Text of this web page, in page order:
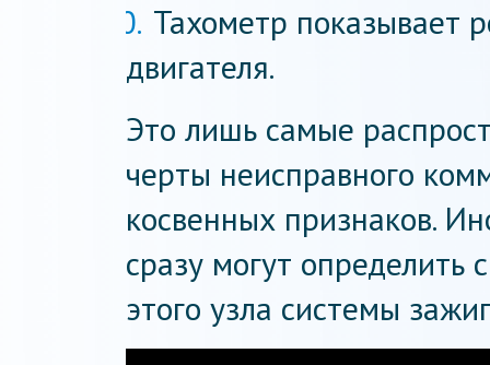
Тахометр показывает
двигателя.
Это лишь самые
черты неисправного
косвенных признаков.
сразу могут
этого узла системы